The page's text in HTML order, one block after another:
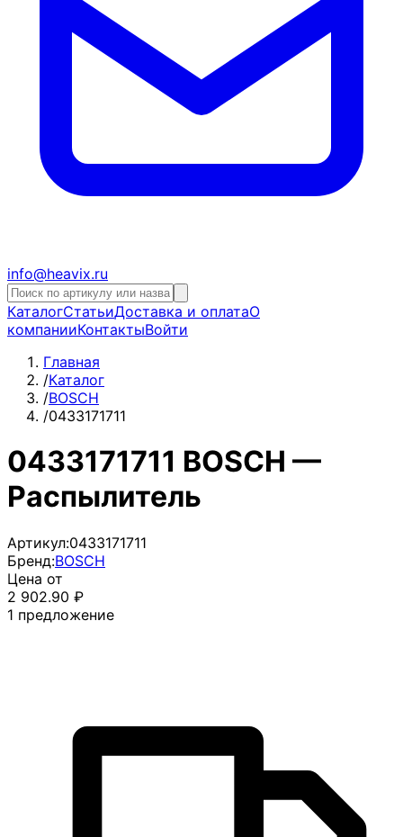
info@heavix.ru
КаталогСтатьиДоставка и оплатаО
компанииКонтактыВойти
Главная
/Каталог
/BOSCH
/0433171711
0433171711 BOSCH —
Распылитель
Артикул:0433171711
Бренд:BOSCH
Цена от
2 902.90 ₽
1 предложение